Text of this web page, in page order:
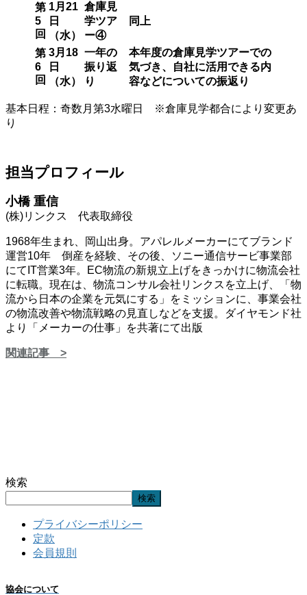
第
5
回
1月21
日
（水）
倉庫見
学ツア
ー④
同上
第
6
回
3月18
日
（水）
一年の
振り返
り
本年度の倉庫見学ツアーでの
気づき、自社に活用できる内
容などについての振返り
基本日程：奇数月第3水曜日 ※倉庫見学都合により変更あ
り
担当プロフィール
小橋 重信
(株)リンクス 代表取締役
1968年生まれ、岡山出身。アパレルメーカーにてブランド
運営10年 倒産を経験、その後、ソニー通信サービ事業部
にてIT営業3年。EC物流の新規立上げをきっかけに物流会社
に転職。現在は、物流コンサル会社リンクスを立上げ、「物
流から日本の企業を元気にする」をミッションに、事業会社
の物流改善や物流戦略の見直しなどを支援。ダイヤモンド社
より「メーカーの仕事」を共著にて出版​
関連記事 >
検索
検索
プライバシーポリシー
定款
会員規則
協会について